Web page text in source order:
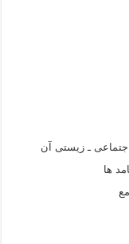
ـ زیستی آن
ها